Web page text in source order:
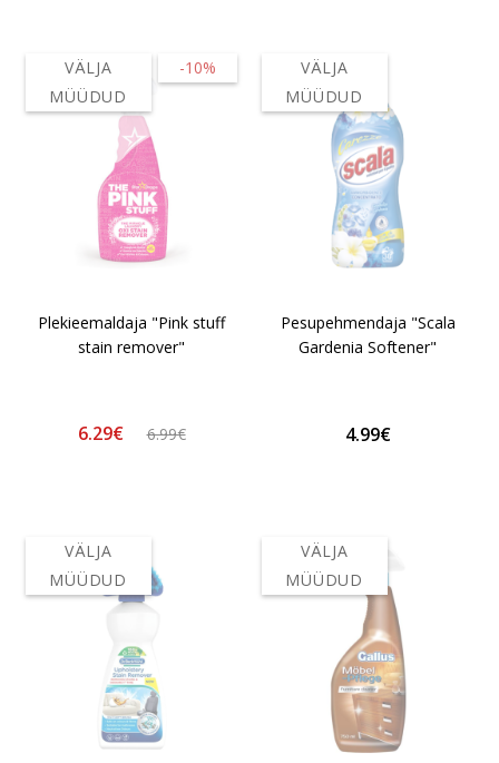
-10%
VÄLJA
MÜÜDUD
Plekieemaldaja "Pink stuff
stain remover"
6.29€ 6.99€
VÄLJA
MÜÜDUD
Pesupehmendaja "Scala
Gardenia Softener"
4.99€
VÄLJA
MÜÜDUD
VÄLJA
MÜÜDUD